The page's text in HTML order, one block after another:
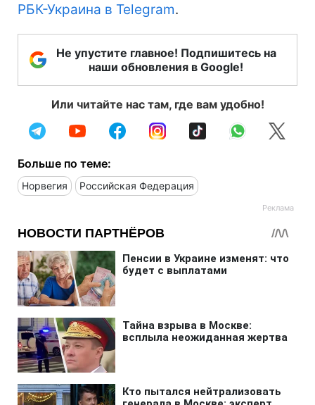
РБК-Украина в Telegram.
Не упустите главное! Подпишитесь на
наши обновления в Google!
Или читайте нас там, где вам удобно!
Больше по теме:
Норвегия Российская Федерация